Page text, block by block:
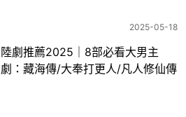
2025-05-18
陸劇推薦2025｜8部必看大男主
劇：藏海傳/大奉打更人/凡人修仙傳